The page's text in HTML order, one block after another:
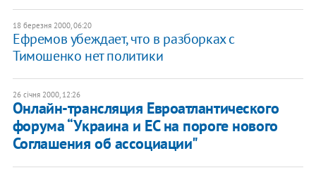
18 березня 2000, 06:20
Ефремов убеждает, что в разборках с
Тимошенко нет политики
26 січня 2000, 12:26
Онлайн-трансляция Евроатлантического
форума “Украина и ЕС на пороге нового
Соглашения об ассоциации"